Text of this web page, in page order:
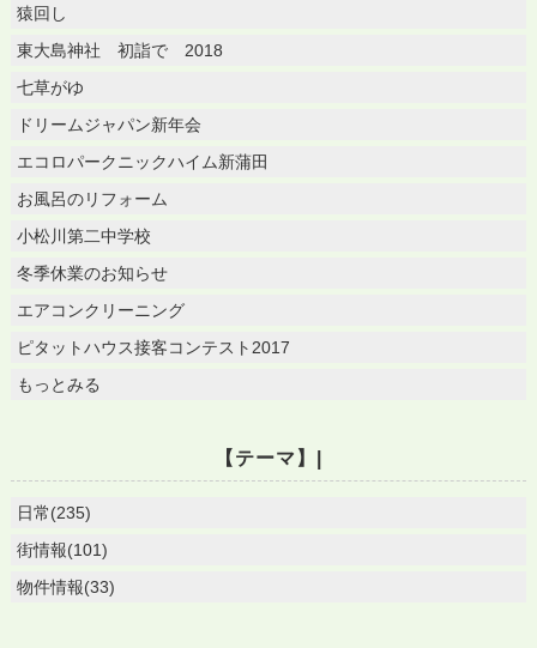
猿回し
東大島神社 初詣で 2018
七草がゆ
ドリームジャパン新年会
エコロパークニックハイム新蒲田
お風呂のリフォーム
小松川第二中学校
冬季休業のお知らせ
エアコンクリーニング
ピタットハウス接客コンテスト2017
もっとみる
【テーマ】|
日常(235)
街情報(101)
物件情報(33)